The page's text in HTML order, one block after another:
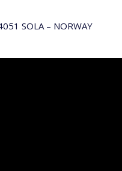
SOLA – NORWAY